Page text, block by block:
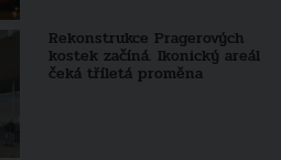
Rekonstrukce Pragerových
kostek začíná. Ikonický areál
čeká tříletá proměna